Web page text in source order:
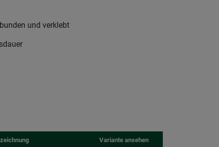
und verklebt
Variante ansehen